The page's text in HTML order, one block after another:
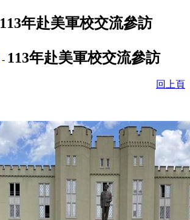
113年赴美軍校交流參訪
- 113年赴美軍校交流參訪
回上頁